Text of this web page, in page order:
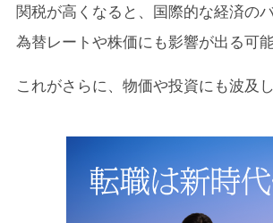
関税が高くなると、国際的な経済の
為替レートや株価にも影響が出る可
これがさらに、物価や投資にも波及